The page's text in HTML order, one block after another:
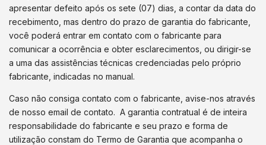
apresentar defeito após os sete (07) dias, a contar da data do
recebimento, mas dentro do prazo de garantia do fabricante,
você poderá entrar em contato com o fabricante para
comunicar a ocorrência e obter esclarecimentos, ou dirigir-se
a uma das assistências técnicas credenciadas pelo próprio
fabricante, indicadas no manual.
Caso não consiga contato com o fabricante, avise-nos através
de nosso email de contato. A garantia contratual é de inteira
responsabilidade do fabricante e seu prazo e forma de
utilização constam do Termo de Garantia que acompanha o